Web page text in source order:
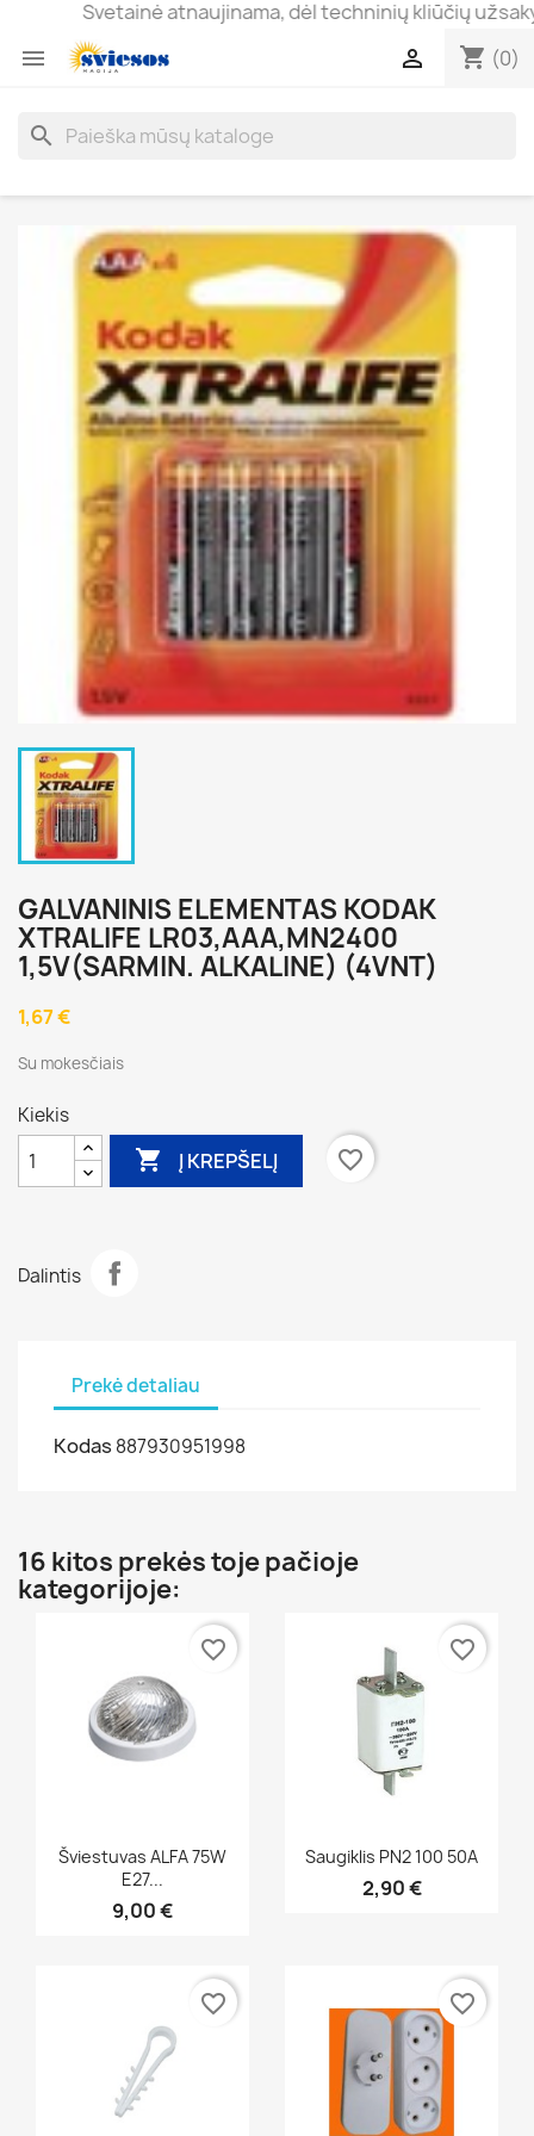
Svetainė atnaujinama, dėl techninių kliūčių
 shopping_cart (0)

search
GALVANINIS ELEMENTAS KODAK
XTRALIFE LR03,AAA,MN2400
1,5V(SARMIN. ALKALINE) (4VNT)
1,67 €
Su mokesčiais
Kiekis
 Į KREPŠELĮ favorite_border
Dalintis
Prekė detaliau
Kodas 887930951998
16 kitos prekės toje pačioje
kategorijoje:
Greita peržiūra
Šviestuvas ALFA 75W
E27...
9,00 €
favorite_border
Greita peržiūra
Saugiklis PN2 100 50A
2,90 €
favorite_border
favorite_border favorite_border